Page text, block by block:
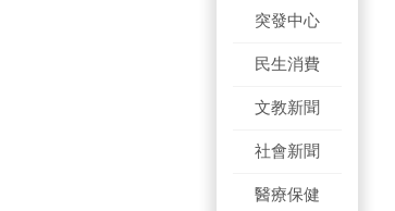
突發中心
民生消費
文教新聞
社會新聞
醫療保健